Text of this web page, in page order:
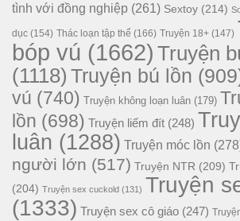
tình với đồng nghiệp (261) Sextoy (214)
dục (154) Thác loạn tập thể (166) Truyện 18+ (147)
bóp vú (1662) Truyện
(1118) Truyện bú lồn
vú (740) Truyện không loạn luân (179)
lồn (698) Truyện liếm đít (248)
luân (1288) Truyện móc lồn
người lớn (517) Truyện NTR (209)
(204) Truyện sex cuckold (131) Truyện
(1333) Truyện sex cô giáo (247)